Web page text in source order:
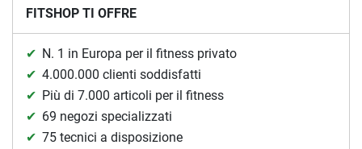
FITSHOP TI OFFRE
N. 1 in Europa per il fitness privato
4.000.000 clienti soddisfatti
Più di 7.000 articoli per il fitness
69 negozi specializzati
75 tecnici a disposizione